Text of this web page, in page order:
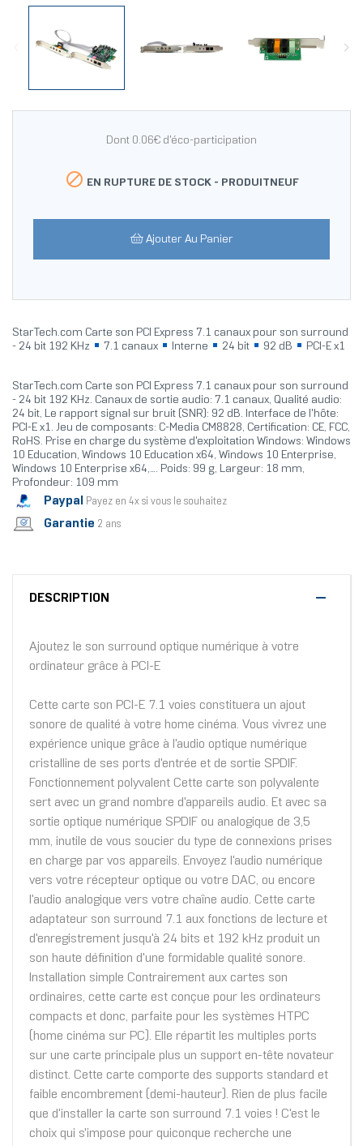
Dont 0.06€ d'éco-participation
 EN RUPTURE DE STOCK - PRODUITNEUF
Ajouter Au Panier
StarTech.com Carte son PCI Express 7.1 canaux pour son surround
- 24 bit 192 KHz
7.1 canaux Interne 24 bit 92 dB PCI-E x1
StarTech.com Carte son PCI Express 7.1 canaux pour son surround
- 24 bit 192 KHz. Canaux de sortie audio: 7.1 canaux, Qualité audio:
24 bit, Le rapport signal sur bruit (SNR): 92 dB. Interface de l'hôte:
PCI-E x1. Jeu de composants: C-Media CM8828, Certification: CE, FCC,
RoHS. Prise en charge du système d'exploitation Windows: Windows
10 Education, Windows 10 Education x64, Windows 10 Enterprise,
Windows 10 Enterprise x64,.... Poids: 99 g, Largeur: 18 mm,
Profondeur: 109 mm
Paypal Payez en 4x si vous le souhaitez
Garantie 2 ans
DESCRIPTION
Ajoutez le son surround optique numérique à votre
ordinateur grâce à PCI-E
Cette carte son PCI-E 7.1 voies constituera un ajout
sonore de qualité à votre home cinéma. Vous vivrez une
expérience unique grâce à l'audio optique numérique
cristalline de ses ports d'entrée et de sortie SPDIF.
Fonctionnement polyvalent Cette carte son polyvalente
sert avec un grand nombre d'appareils audio. Et avec sa
sortie optique numérique SPDIF ou analogique de 3,5
mm, inutile de vous soucier du type de connexions prises
en charge par vos appareils. Envoyez l'audio numérique
vers votre récepteur optique ou votre DAC, ou encore
l'audio analogique vers votre chaîne audio. Cette carte
adaptateur son surround 7.1 aux fonctions de lecture et
d'enregistrement jusqu'à 24 bits et 192 kHz produit un
son haute définition d'une formidable qualité sonore.
Installation simple Contrairement aux cartes son
ordinaires, cette carte est conçue pour les ordinateurs
compacts et donc, parfaite pour les systèmes HTPC
(home cinéma sur PC). Elle répartit les multiples ports
sur une carte principale plus un support en-tête novateur
distinct. Cette carte comporte des supports standard et
faible encombrement (demi-hauteur). Rien de plus facile
que d'installer la carte son surround 7.1 voies ! C'est le
choix qui s'impose pour quiconque recherche une